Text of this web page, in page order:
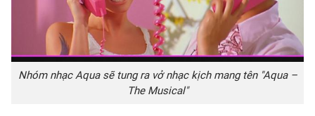
Nhóm nhạc Aqua sẽ tung ra vở nhạc kịch mang tên "Aqua –
The Musical"